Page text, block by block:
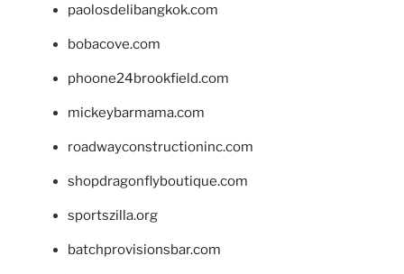
paolosdelibangkok.com
bobacove.com
phoone24brookfield.com
mickeybarmama.com
roadwayconstructioninc.com
shopdragonflyboutique.com
sportszilla.org
batchprovisionsbar.com